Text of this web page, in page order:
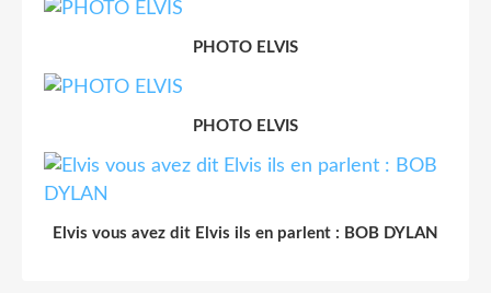
PHOTO ELVIS
PHOTO ELVIS
Elvis vous avez dit Elvis ils en parlent : BOB DYLAN